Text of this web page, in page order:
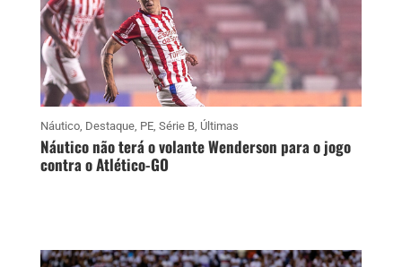
Náutico, Destaque, PE, Série B, Últimas
Náutico não terá o volante Wenderson para o jogo
contra o Atlético-GO